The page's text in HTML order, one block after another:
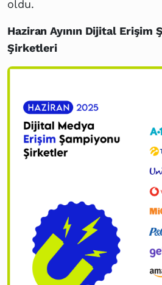
oldu.
Haziran Ayının Dijital Erişim
Şirketleri